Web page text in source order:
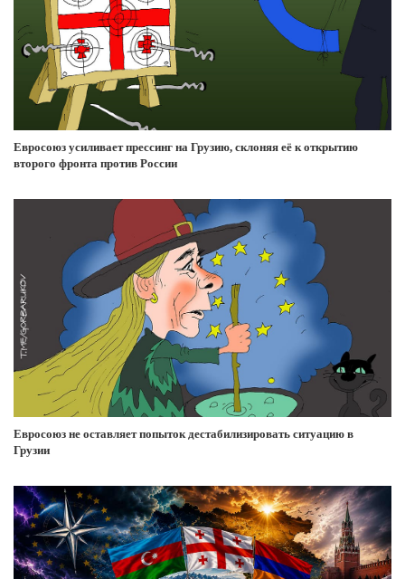
Евросоюз усиливает прессинг на Грузию, склоняя её к открытию
второго фронта против России
Евросоюз не оставляет попыток дестабилизировать ситуацию в
Грузии